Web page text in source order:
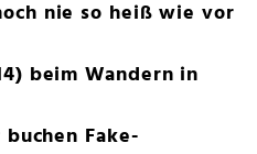
nie so heiß wie vor
beim Wandern in
Fake-